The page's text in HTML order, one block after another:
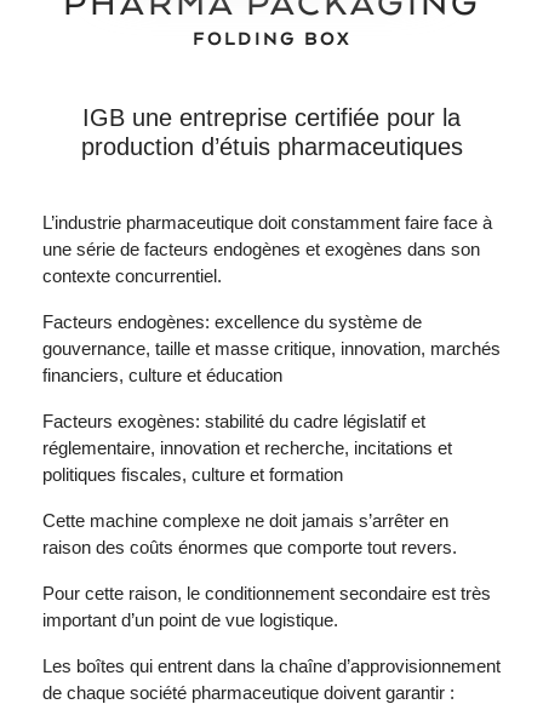
FOLDING BOX
IGB une entreprise certifiée pour la
production d’étuis pharmaceutiques
L’industrie pharmaceutique doit constamment faire face à
une série de facteurs endogènes et exogènes dans son
contexte concurrentiel.
Facteurs endogènes: excellence du système de
gouvernance, taille et masse critique, innovation, marchés
financiers, culture et éducation
Facteurs exogènes: stabilité du cadre législatif et
réglementaire, innovation et recherche, incitations et
politiques fiscales, culture et formation
Cette machine complexe ne doit jamais s’arrêter en
raison des coûts énormes que comporte tout revers.
Pour cette raison, le conditionnement secondaire est très
important d’un point de vue logistique.
Les boîtes qui entrent dans la chaîne d’approvisionnement
de chaque société pharmaceutique doivent garantir :